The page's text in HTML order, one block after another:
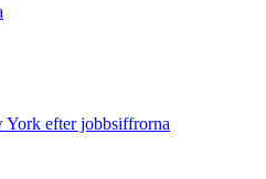
efter jobbsiffrorna